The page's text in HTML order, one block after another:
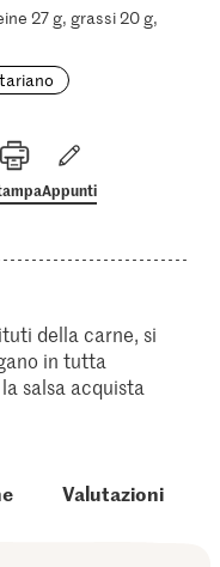
27 g, grassi 20 g,
Appunti
della carne, si
in tutta
salsa acquista
Valutazioni